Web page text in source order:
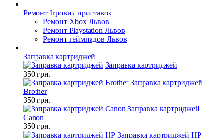
Ремонт Ігрових приставок
Ремонт Xbox Львов
Ремонт Playstation Львов
Ремонт геймпадов Львов
Заправка картриджей
Заправка картриджей
350 грн.
Заправка картриджей
Brother
350 грн.
Заправка картриджей
Canon
350 грн.
Заправка картриджей HP